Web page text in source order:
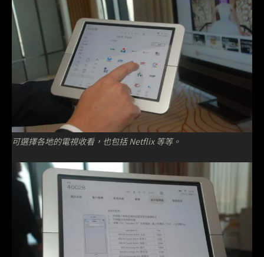
可選擇各地的電視收看，也包括 Netflix 等等。